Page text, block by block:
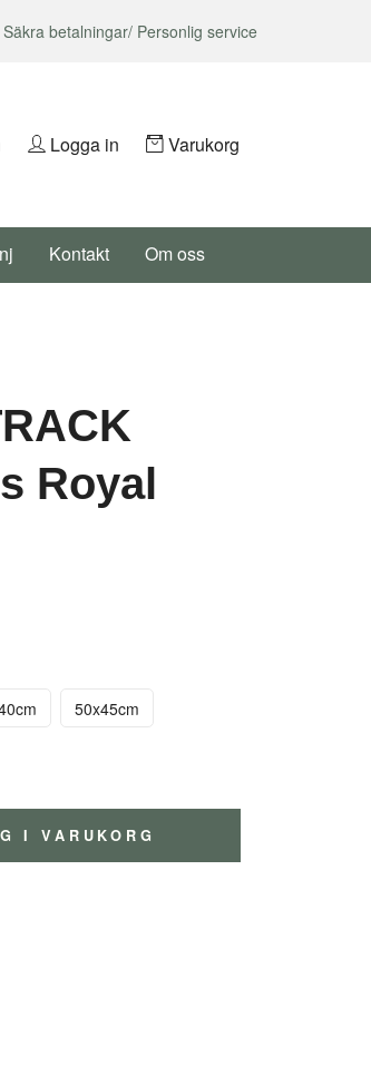
Säkra betalningar/ Personlig service
Logga in Varukorg
Kontakt Om oss
Royal
50x45cm
I VARUKORG